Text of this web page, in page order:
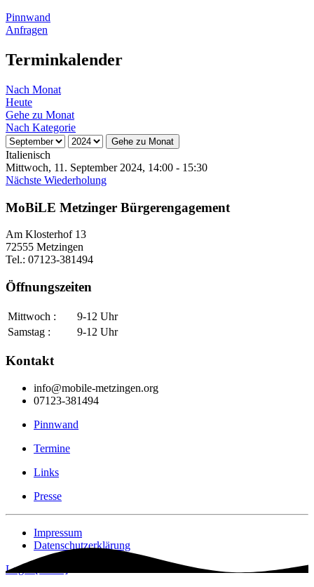
Pinnwand
Anfragen
Terminkalender
Nach Monat
Heute
Gehe zu Monat
Nach Kategorie
Gehe zu Monat
Italienisch
Mittwoch, 11. September 2024, 14:00 - 15:30
Nächste Wiederholung
MoBiLE Metzinger Bürgerengagement
Am Klosterhof 13
72555 Metzingen
Tel.: 07123-381494
Öffnungszeiten
Mittwoch :
9-12 Uhr
Samstag :
9-12 Uhr
Kontakt
info@mobile-metzingen.org
07123-381494
Pinnwand
Termine
Links
Presse
Impressum
Datenschutzerklärung
Login [Intern]